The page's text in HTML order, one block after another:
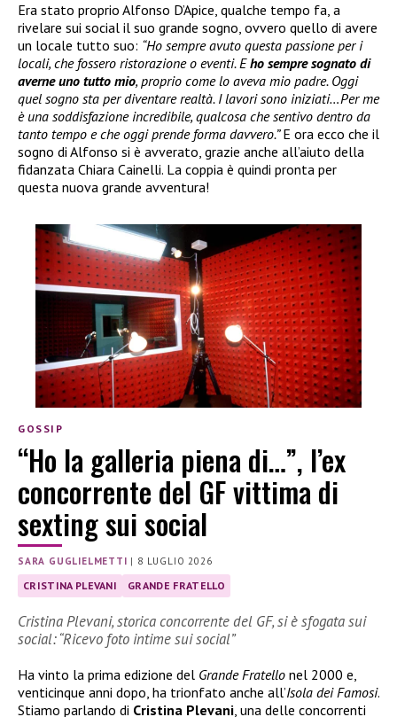
Era stato proprio Alfonso D’Apice, qualche tempo fa, a
rivelare sui social il suo grande sogno, ovvero quello di avere
un locale tutto suo: “Ho sempre avuto questa passione per i
locali, che fossero ristorazione o eventi. Eho sempre sognato di
averne uno tutto mio, proprio come lo aveva mio padre. Oggi
quel sogno sta per diventare realtà. I lavori sono iniziati…Per me
è una soddisfazione incredibile, qualcosa che sentivo dentro da
tanto tempo e che oggi prende forma davvero.”E ora ecco che il
sogno di Alfonso si è avverato, grazie anche all’aiuto della
fidanzata Chiara Cainelli. La coppia è quindi pronta per
questa nuova grande avventura!
GOSSIP
“Ho la galleria piena di…”, l’ex
concorrente del GF vittima di
sexting sui social
SARA GUGLIELMETTI | 8 LUGLIO 2026
CRISTINA PLEVANI GRANDE FRATELLO
Cristina Plevani, storica concorrente del GF, si è sfogata sui
social: “Ricevo foto intime sui social”
Ha vinto la prima edizione del Grande Fratello nel 2000 e,
venticinque anni dopo, ha trionfato anche all’Isola dei Famosi.
Stiamo parlando di Cristina Plevani , una delle concorrenti